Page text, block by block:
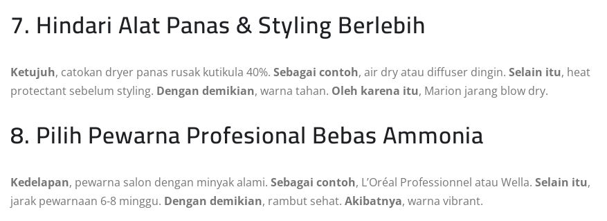
7. Hindari Alat Panas & Styling Berlebih
Ketujuh, catokan dryer panas rusak kutikula 40%. Sebagai contoh, air dry atau diffuser dingin. Selain itu, heat
protectant sebelum styling. Dengan demikian, warna tahan. Oleh karena itu, Marion jarang blow dry.
8. Pilih Pewarna Profesional Bebas Ammonia
Kedelapan, pewarna salon dengan minyak alami. Sebagai contoh, L’Oréal Professionnel atau Wella. Selain itu,
jarak pewarnaan 6-8 minggu. Dengan demikian, rambut sehat. Akibatnya, warna vibrant.